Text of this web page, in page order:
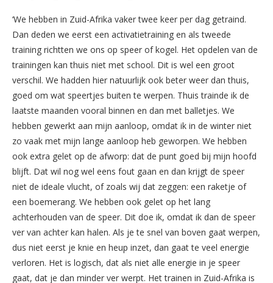
‘We hebben in Zuid-Afrika vaker twee keer per dag getraind.
Dan deden we eerst een activatietraining en als tweede
training richtten we ons op speer of kogel. Het opdelen van de
trainingen kan thuis niet met school. Dit is wel een groot
verschil. We hadden hier natuurlijk ook beter weer dan thuis,
goed om wat speertjes buiten te werpen. Thuis trainde ik de
laatste maanden vooral binnen en dan met balletjes. We
hebben gewerkt aan mijn aanloop, omdat ik in de winter niet
zo vaak met mijn lange aanloop heb geworpen. We hebben
ook extra gelet op de afworp: dat de punt goed bij mijn hoofd
blijft. Dat wil nog wel eens fout gaan en dan krijgt de speer
niet de ideale vlucht, of zoals wij dat zeggen: een raketje of
een boemerang. We hebben ook gelet op het lang
achterhouden van de speer. Dit doe ik, omdat ik dan de speer
ver van achter kan halen. Als je te snel van boven gaat werpen,
dus niet eerst je knie en heup inzet, dan gaat te veel energie
verloren. Het is logisch, dat als niet alle energie in je speer
gaat, dat je dan minder ver werpt. Het trainen in Zuid-Afrika is